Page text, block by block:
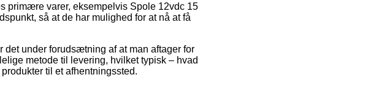
primære varer, eksempelvis Spole 12vdc 15
så at de har mulighed for at nå at få
det under forudsætning af at man aftager for
metode til levering, hvilket typisk – hvad
til et afhentningssted.